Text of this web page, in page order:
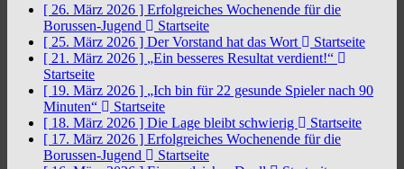
[ 26. März 2026 ] Erfolgreiches Wochenende für die
Borussen-Jugend
Startseite
[ 25. März 2026 ] Der Vorstand hat das Wort
Startseite
[ 21. März 2026 ] „Ein besseres Resultat verdient!“
Startseite
[ 19. März 2026 ] „Ich bin für 22 gesunde Spieler nach 90
Minuten“
Startseite
[ 18. März 2026 ] Die Lage bleibt schwierig
Startseite
[ 17. März 2026 ] Erfolgreiches Wochenende für die
Borussen-Jugend
Startseite